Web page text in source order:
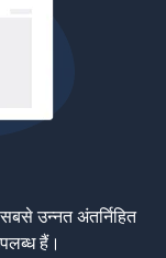
उन्नत अंतर्निहित
हैं।